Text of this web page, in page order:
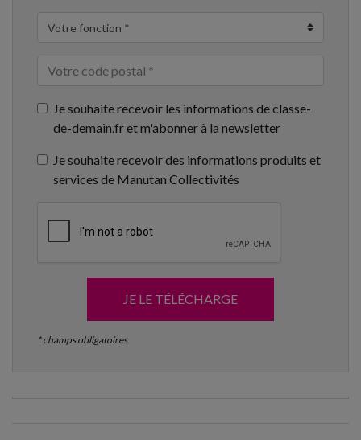
Je souhaite recevoir les informations de classe-
de-demain.fr et m'abonner à la newsletter
Je souhaite recevoir des informations produits et
services de Manutan Collectivités
JE LE TÉLÉCHARGE
* champs obligatoires